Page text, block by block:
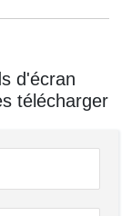
d'écran
télécharger